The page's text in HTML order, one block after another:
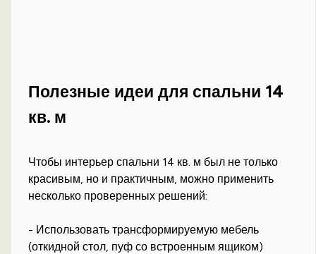
Полезные идеи для спальни 14
кв. м
Чтобы интерьер спальни 14 кв. м был не только
красивым, но и практичным, можно применить
несколько проверенных решений:
- Использовать трансформируемую мебель
(откидной стол, пуф со встроенным ящиком)